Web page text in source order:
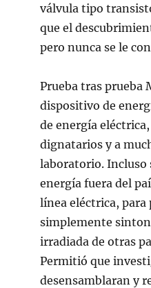
válvula tipo
que el
pero nunca se le
Prueba tras prueba
dispositivo de
de energía
dignatarios y a
laboratorio. Incluso
energía fuera del
línea eléctrica, para
simplemente
irradiada de otras
Permitió que
desensamblaran y